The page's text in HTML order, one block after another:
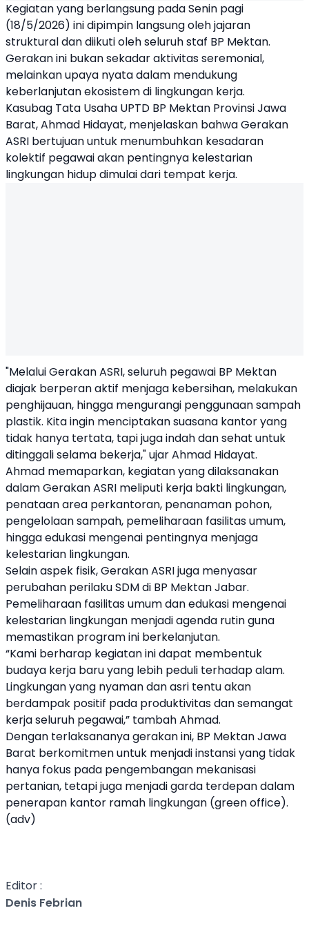
Kegiatan yang berlangsung pada Senin pagi
(18/5/2026) ini dipimpin langsung oleh jajaran
struktural dan diikuti oleh seluruh staf BP Mektan.
Gerakan ini bukan sekadar aktivitas seremonial,
melainkan upaya nyata dalam mendukung
keberlanjutan ekosistem di lingkungan kerja.
Kasubag Tata Usaha UPTD BP Mektan Provinsi Jawa
Barat, Ahmad Hidayat, menjelaskan bahwa Gerakan
ASRI bertujuan untuk menumbuhkan kesadaran
kolektif pegawai akan pentingnya kelestarian
lingkungan hidup dimulai dari tempat kerja.
"Melalui Gerakan ASRI, seluruh pegawai BP Mektan
diajak berperan aktif menjaga kebersihan, melakukan
penghijauan, hingga mengurangi penggunaan sampah
plastik. Kita ingin menciptakan suasana kantor yang
tidak hanya tertata, tapi juga indah dan sehat untuk
ditinggali selama bekerja," ujar Ahmad Hidayat.
Ahmad memaparkan, kegiatan yang dilaksanakan
dalam Gerakan ASRI meliputi kerja bakti lingkungan,
penataan area perkantoran, penanaman pohon,
pengelolaan sampah, pemeliharaan fasilitas umum,
hingga edukasi mengenai pentingnya menjaga
kelestarian lingkungan.
Selain aspek fisik, Gerakan ASRI juga menyasar
perubahan perilaku SDM di BP Mektan Jabar.
Pemeliharaan fasilitas umum dan edukasi mengenai
kelestarian lingkungan menjadi agenda rutin guna
memastikan program ini berkelanjutan.
“Kami berharap kegiatan ini dapat membentuk
budaya kerja baru yang lebih peduli terhadap alam.
Lingkungan yang nyaman dan asri tentu akan
berdampak positif pada produktivitas dan semangat
kerja seluruh pegawai,” tambah Ahmad.
Dengan terlaksananya gerakan ini, BP Mektan Jawa
Barat berkomitmen untuk menjadi instansi yang tidak
hanya fokus pada pengembangan mekanisasi
pertanian, tetapi juga menjadi garda terdepan dalam
penerapan kantor ramah lingkungan (green office).
(adv)
Editor :
Denis Febrian